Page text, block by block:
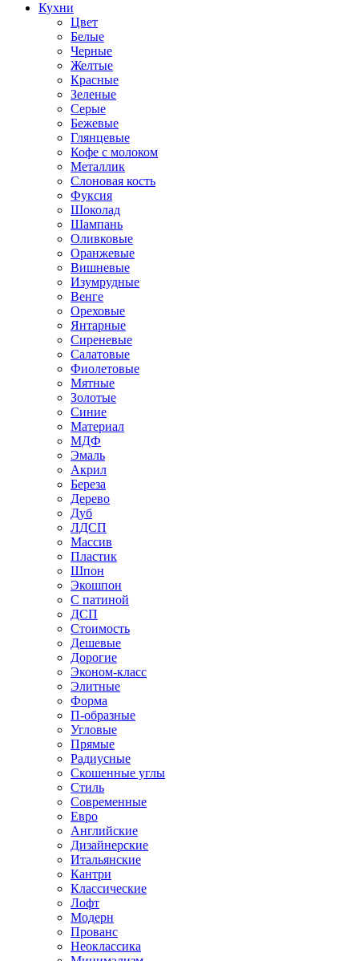
Кухни
Цвет
Белые
Черные
Желтые
Красные
Зеленые
Серые
Бежевые
Глянцевые
Кофе с молоком
Металлик
Слоновая кость
Фуксия
Шоколад
Шампань
Оливковые
Оранжевые
Вишневые
Изумрудные
Венге
Ореховые
Янтарные
Сиреневые
Салатовые
Фиолетовые
Мятные
Золотые
Синие
Материал
МДФ
Эмаль
Акрил
Береза
Дерево
Дуб
ЛДСП
Массив
Пластик
Шпон
Экошпон
С патиной
ДСП
Стоимость
Дешевые
Дорогие
Эконом-класс
Элитные
Форма
П-образные
Угловые
Прямые
Радиусные
Скошенные углы
Стиль
Современные
Евро
Английские
Дизайнерские
Итальянские
Кантри
Классические
Лофт
Модерн
Прованс
Неоклассика